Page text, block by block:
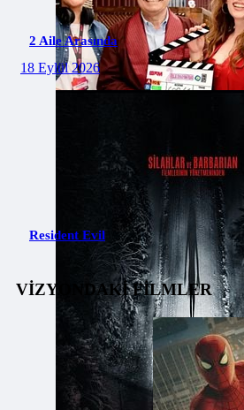
2 Aile Arasında
18 Eylül 2026
Resident Evil
VİZYONDAKİ FİLMLER